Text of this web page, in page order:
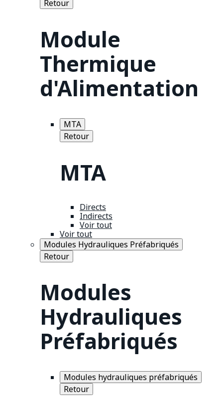
Retour
Module
Thermique
d'Alimentation
MTA
Retour
MTA
Directs
Indirects
Voir tout
Voir tout
Modules Hydrauliques Préfabriqués
Retour
Modules
Hydrauliques
Préfabriqués
Modules hydrauliques préfabriqués
Retour